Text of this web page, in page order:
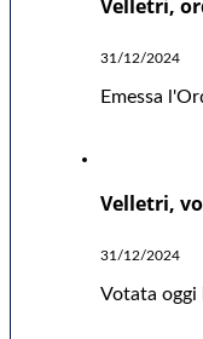
Velletri,
31/12/2024
Emessa
Velletri,
31/12/2024
Votata oggi